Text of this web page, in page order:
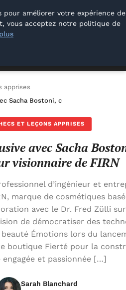
Photos
apprises
Sacha Bostoni, co-fondateur
ET LEÇONS APPRISES
avec Sacha
visionnaire de FIRN
d’ingénieur et
marque de cosmétiques
avec le Dr. Fred Zülli
de démocratiser des
beauté Émotions lors du
boutique Fierté pour la
engagée et passionnée […]
Sarah Blanchard
pour améliorer votre expérience de
vous acceptez notre politique de